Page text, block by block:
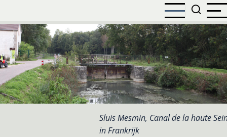
naar
inhoud
gaan
Sluis Mesmin, Canal de la haute
in Frankrijk